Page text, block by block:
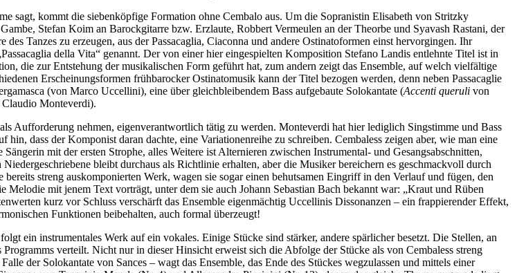
sagt, kommt die siebenköpfige Formation ohne Cembalo aus. Um die Sopranistin Elisabeth von Stritzky
Stefan Koim an Barockgitarre bzw. Erzlaute, Robbert Vermeulen an der Theorbe und Syavash Rastani, der
Tanzes zu erzeugen, aus der Passacaglia, Ciaconna und andere Ostinatoformen einst hervorgingen. Ihr
della Vita“ genannt. Der von einer hier eingespielten Komposition Stefano Landis entlehnte Titel ist in
die zur Entstehung der musikalischen Form geführt hat, zum andern zeigt das Ensemble, auf welch vielfältige
Erscheinungsformen frühbarocker Ostinatomusik kann der Titel bezogen werden, denn neben Passacaglie
(von Marco Uccellini), eine über gleichbleibendem Bass aufgebaute Solokantate (Accenti queruli von
Monteverdi).
Aufforderung nehmen, eigenverantwortlich tätig zu werden. Monteverdi hat hier lediglich Singstimme und Bass
dass der Komponist daran dachte, eine Variationenreihe zu schreiben. Cembaless zeigen aber, wie man eine
mit der ersten Strophe, alles Weitere ist Alternieren zwischen Instrumental- und Gesangsabschnitten,
bleibt durchaus als Richtlinie erhalten, aber die Musiker bereichern es geschmackvoll durch
streng auskomponierten Werk, wagen sie sogar einen behutsamen Eingriff in den Verlauf und fügen, den
mit jenem Text vorträgt, unter dem sie auch Johann Sebastian Bach bekannt war: „Kraut und Rüben
kurz vor Schluss verschärft das Ensemble eigenmächtig Uccellinis Dissonanzen – ein frappierender Effekt,
Funktionen beibehalten, auch formal überzeugt!
ein instrumentales Werk auf ein vokales. Einige Stücke sind stärker, andere spärlicher besetzt. Die Stellen, an
verteilt. Nicht nur in dieser Hinsicht erweist sich die Abfolge der Stücke als von Cembaless streng
der Solokantate von Sances – wagt das Ensemble, das Ende des Stückes wegzulassen und mittels einer